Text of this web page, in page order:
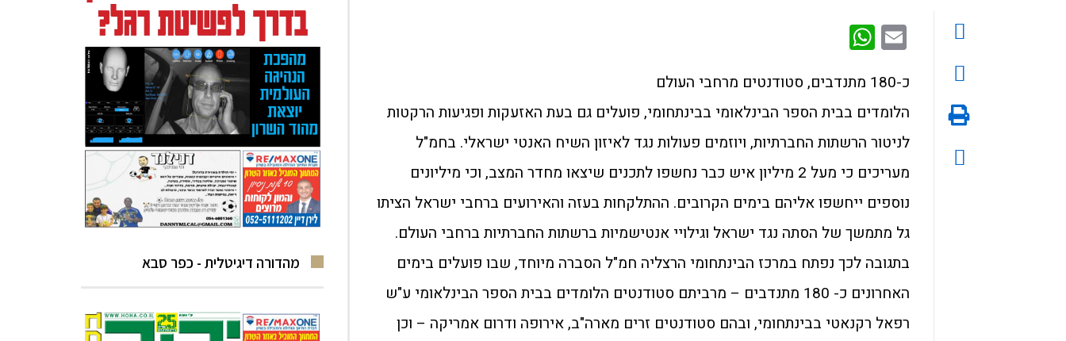
Email
כ-180 מתנדבים, סטודנטים מרחבי העולם
הלומדים בבית הספר הבינלאומי בבינתחומי, פועלים גם בעת האזעקות ופגיעות הרקטות
לניטור הרשתות החברתיות, ויוזמים פעולות נגד לאיזון השיח האנטי ישראלי. בחמ"ל
מעריכים כי מעל 2 מיליון איש כבר נחשפו לתכנים שיצאו מחדר המצב, וכי מיליונים
נוספים ייחשפו אליהם בימים הקרובים. ההתלקחות בעזה והאירועים ברחבי ישראל הציתו
גל מתמשך של הסתה נגד ישראל וגילויי אנטישמיות ברשתות החברתיות ברחבי העולם.
בתגובה לכך נפתח במרכז הבינתחומי הרצליה חמ"ל הסברה מיוחד, שבו פועלים בימים
האחרונים כ- 180 מתנדבים – מרביתם סטודנטים הלומדים בבית הספר הבינלאומי ע"ש
רפאל רקנאטי בבינתחומי, ובהם סטודנטים זרים מארה"ב, אירופה ודרום אמריקה – וכן
מהדורה דיגיטלית - כפר סבא